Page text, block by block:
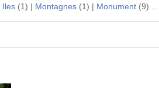
Iles(1) | Montagnes(1) | Monument(9) ...